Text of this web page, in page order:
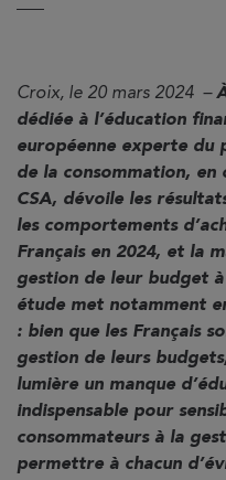
Croix, le 20 mars 2024 –
dédiée à l’éducation
européenne experte du
de la consommation,
CSA, dévoile les
les comportements
Français en 2024, et la
gestion de leur budget
étude met notamment
: bien que les Français
gestion de leurs
lumière un manque
indispensable pour
consommateurs à la
permettre à chacun